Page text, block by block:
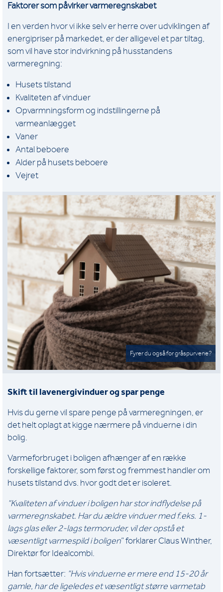
Faktorer som påvirker varmeregnskabet
I en verden hvor vi ikke selv er herre over udviklingen af
energipriser på markedet, er der alligevel et par tiltag,
som vil have stor indvirkning på husstandens
varmeregning:
Husets tilstand
Kvaliteten af vinduer
Opvarmningsform og indstillingerne på
varmeanlægget
Vaner
Antal beboere
Alder på husets beboere
Vejret
Fyrer du også for gråspurvene?
Skift til lavenergivinduer og spar penge
Hvis du gerne vil spare penge på varmeregningen, er
det helt oplagt at kigge nærmere på vinduerne i din
bolig.
Varmeforbruget i boligen afhænger af en række
forskellige faktorer, som først og fremmest handler om
husets tilstand dvs. hvor godt det er isoleret.
“Kvaliteten af vinduer i boligen har stor indflydelse på
varmeregnskabet. Har du ældre vinduer med f.eks. 1-
lags glas eller 2-lags termoruder, vil der opstå et
væsentligt varmespild i boligen” forklarer Claus Winther,
Direktør for Idealcombi.
Han fortsætter: “Hvis vinduerne er mere end 15-20 år
gamle, har de ligeledes et væsentligt større varmetab